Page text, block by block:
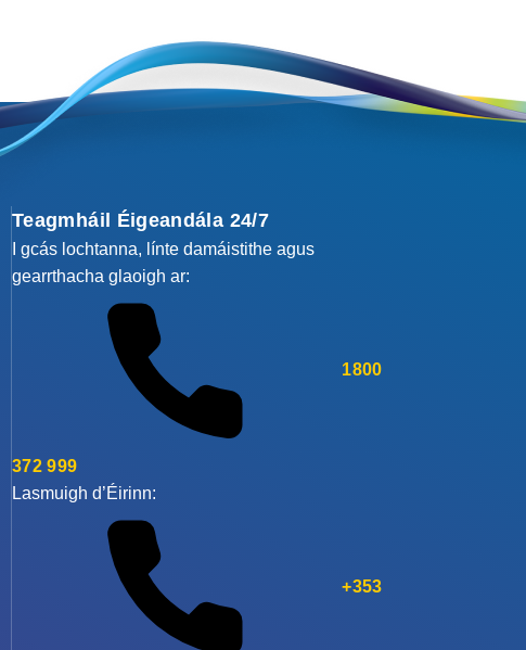
Teagmháil Éigeandála 24/7
I gcás lochtanna, línte damáistithe agus
gearrthacha glaoigh ar:
1800
372 999
Lasmuigh d’Éirinn:
+353